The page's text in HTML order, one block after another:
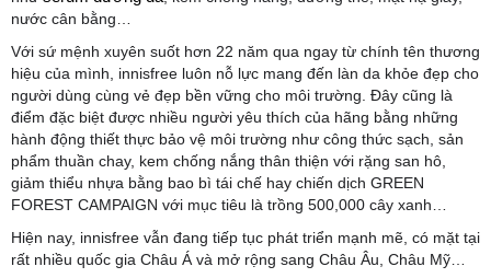
nước cân bằng…
Với sứ mệnh xuyên suốt hơn 22 năm qua ngay từ chính tên thương
hiệu của mình, innisfree luôn nỗ lực mang đến làn da khỏe đẹp cho
người dùng cùng vẻ đẹp bền vững cho môi trường. Đây cũng là
điểm đặc biệt được nhiều người yêu thích của hãng bằng những
hành động thiết thực bảo vệ môi trường như công thức sạch, sản
phẩm thuần chay, kem chống nắng thân thiện với rặng san hô,
giảm thiểu nhựa bằng bao bì tái chế hay chiến dịch GREEN
FOREST CAMPAIGN với mục tiêu là trồng 500,000 cây xanh…
Hiện nay, innisfree vẫn đang tiếp tục phát triển mạnh mẽ, có mặt tại
rất nhiều quốc gia Châu Á và mở rộng sang Châu Âu, Châu Mỹ…